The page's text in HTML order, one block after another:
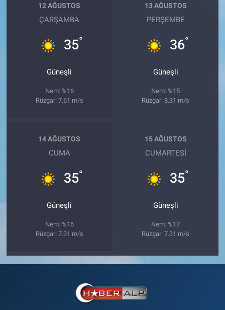
12 AĞUSTOS
ÇARŞAMBA
35°
Güneşli
Nem: %16
Rüzgar: 7.61 m/s
13 AĞUSTOS
PERŞEMBE
36°
Güneşli
Nem: %15
Rüzgar: 8.31 m/s
14 AĞUSTOS
CUMA
35°
Güneşli
Nem: %16
Rüzgar: 7.31 m/s
15 AĞUSTOS
CUMARTESI
35°
Güneşli
Nem: %17
Rüzgar: 7.31 m/s